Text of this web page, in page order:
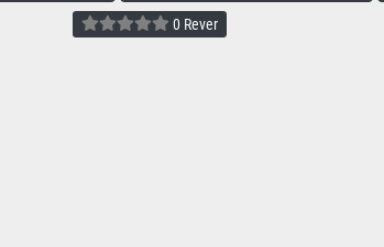
0 Rever